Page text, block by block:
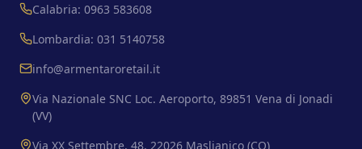
Calabria: 0963 583608
Lombardia: 031 5140758
info@armentaroretail.it
Via Nazionale SNC Loc. Aeroporto, 89851 Vena di Jonadi
(VV)
Via XX Settembre, 48, 22026 Maslianico (CO)